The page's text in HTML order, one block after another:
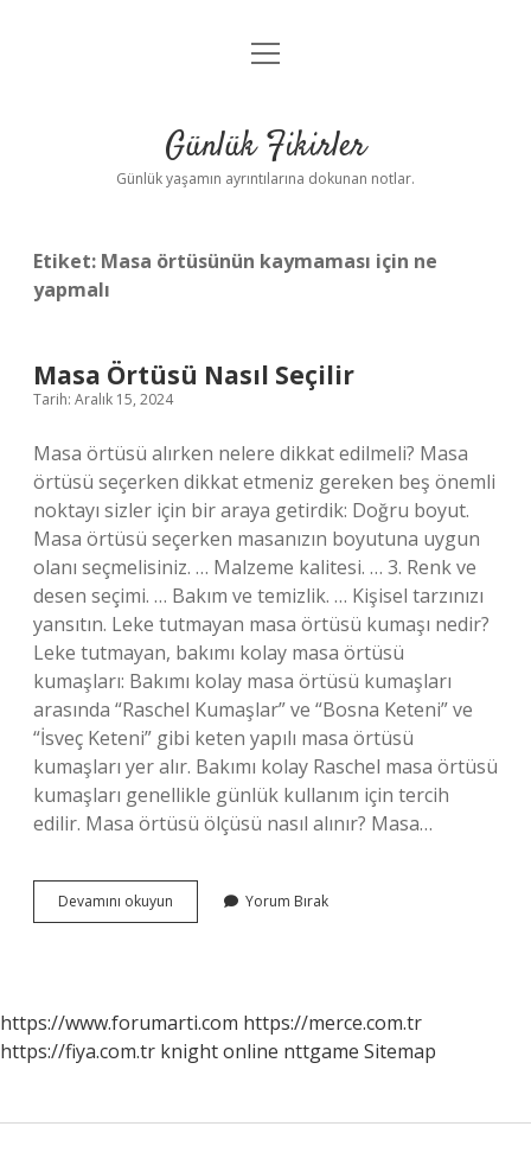
Anasayfa
Yasal Uyarı
menüyü
Günlük Fikirler
Günlük yaşamın ayrıntılarına dokunan notlar.
Etiket: Masa örtüsünün kaymaması için ne
yapmalı
Masa Örtüsü Nasıl Seçilir
Tarih: Aralık 15, 2024
Masa örtüsü alırken nelere dikkat edilmeli? Masa
örtüsü seçerken dikkat etmeniz gereken beş önemli
noktayı sizler için bir araya getirdik: Doğru boyut.
Masa örtüsü seçerken masanızın boyutuna uygun
olanı seçmelisiniz. … Malzeme kalitesi. … 3. Renk ve
desen seçimi. … Bakım ve temizlik. … Kişisel tarzınızı
yansıtın. Leke tutmayan masa örtüsü kumaşı nedir?
Leke tutmayan, bakımı kolay masa örtüsü
kumaşları: Bakımı kolay masa örtüsü kumaşları
arasında “Raschel Kumaşlar” ve “Bosna Keteni” ve
“İsveç Keteni” gibi keten yapılı masa örtüsü
kumaşları yer alır. Bakımı kolay Raschel masa örtüsü
kumaşları genellikle günlük kullanım için tercih
edilir. Masa örtüsü ölçüsü nasıl alınır? Masa…
Devamını okuyun
Örtüsü
Yorum Bırak
https://www.forumarti.com https://merce.com.tr
https://fiya.com.tr knight online nttgame Sitemap